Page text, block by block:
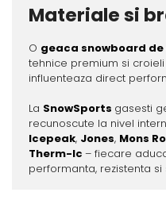
Materiale si
O geaca snowboard
tehnice premium si
influenteaza direct
La SnowSports gasesti
recunoscute la nivel
Icepeak, Jones, Mons
Therm-Ic – fiecare
performanta, rezistenta si